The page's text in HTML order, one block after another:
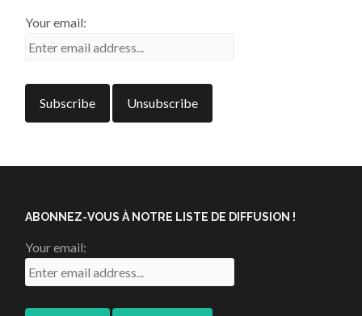
Your email:
ABONNEZ-VOUS À NOTRE LISTE DE DIFFUSION !
Your email: